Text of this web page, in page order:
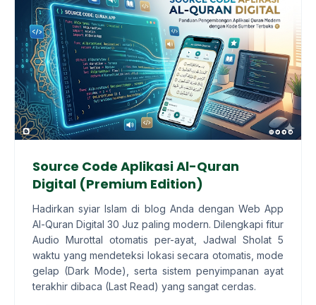
Source Code Aplikasi Al-Quran
Digital (Premium Edition)
Hadirkan syiar Islam di blog Anda dengan Web App
Al-Quran Digital 30 Juz paling modern. Dilengkapi fitur
Audio Murottal otomatis per-ayat, Jadwal Sholat 5
waktu yang mendeteksi lokasi secara otomatis, mode
gelap (Dark Mode), serta sistem penyimpanan ayat
terakhir dibaca (Last Read) yang sangat cerdas.